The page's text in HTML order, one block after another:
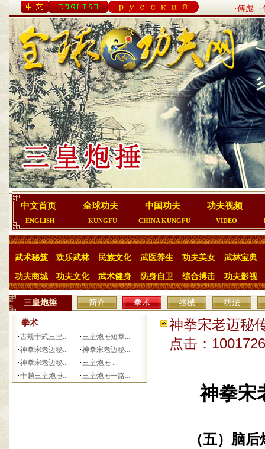
·傅彪
中文首页
ENGLISH
全球功夫
KUNGFU
中国功夫
CHINA KUNGFU
功夫视频
VIDEO
武术秘笈 欢乐武林 民族文化 武医养生 功夫美女 武林宝典
功夫商城 功夫文化 武术健身 防身自卫 综合搏击 功夫影视
三皇炮捶 简介 拳术 器械 功法
拳术
·古规于式三皇... ·三皇炮捶短拳...
·神拳宋老迈秘... ·神拳宋老迈秘...
·神拳宋老迈秘... ·三皇炮捶 ...
·十趟三皇炮捶... ·三皇炮捶一路...
神拳宋老迈
点击：
神拳宋
（五）脑后